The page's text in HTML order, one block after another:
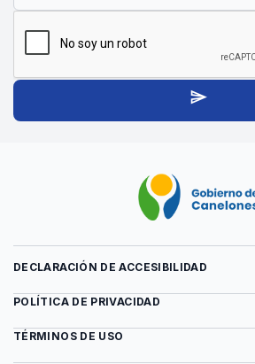
boletín
boletín
send
DECLARACIÓN DE ACCESIBILIDAD
POLÍTICA DE PRIVACIDAD
TÉRMINOS DE USO